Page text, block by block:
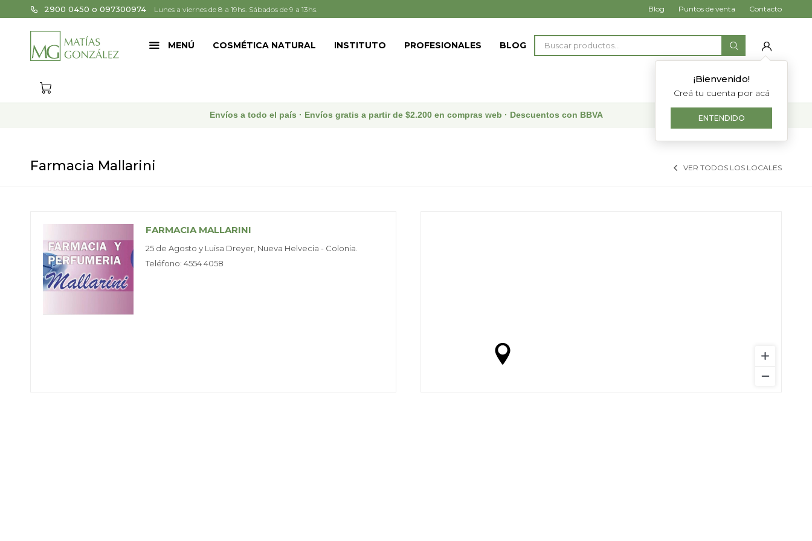
MENÚ COSMÉTICA NATURAL INSTITUTO PROFESIONALES BLOG
¡Bienvenido!
Creá tu cuenta por acá
ENTENDIDO
2900 0450 o 097300974 Lunes a viernes de 8 a 19hs. Sábados de 9 a 13hs. Blog Puntos de venta Contacto
Envíos a todo el país · Envíos gratis a partir de $2.200 en compras web · Descuentos con BBVA
Farmacia Mallarini VER TODOS LOS LOCALES
FARMACIA MALLARINI
25 de Agosto y Luisa Dreyer, Nueva Helvecia - Colonia.
Teléfono: 4554 4058